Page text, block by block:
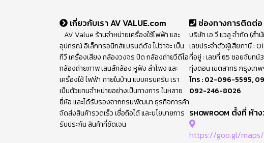
เกี่ยวกับเรา AV VALUE.com
AV Value ร้านจำหน่ายเครื่องใช้ไฟฟ้า และ
อุปกรณ์ อิเล็กทรอนิกส์แบรนด์ดัง ไม่ว่าจะ เป็น
ทีวี เครื่องเสียง กล้องวงจร ปิด กล้องถ่ายวีดีโอ
กล้องถ่ายภาพ เลนส์กล้อง หูฟัง ลำโพง และ
เครื่องใช้ ไฟฟ้า ภายในบ้าน แบบครบครัน เรา
เป็นตัวแทนจำหน่ายอย่างเป็นทางการ ในหลาย
ยี่ห้อ และได้รับรองจากกรมพัฒนา ธุรกิจการค้า
จัดส่งสินค้ารวดเร็ว เชื่อถือได้ และนโยบายการ
รับประกัน สินค้าที่ชัดเจน
ช่องทางการติดต่อ
บริษัท เอ วี แวลู จำกัด (สำ
เลขประจำตัวผู้เสียภาษี :
ที่อยู่ : เลขที่ 65 ซอยจันทน์
ทุ่งดอน เขตสาทร กรุงเทพ
โทร :02-096-5595,
092-246-8026
SHOWROOM ตั้งที่ ห้า
https://goo.gl/maps/